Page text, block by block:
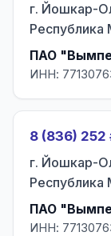
г. Йошкар-
Республика
ПАО
ИНН:
8 (836) 252
г. Йошкар-
Республика
ПАО
ИНН: